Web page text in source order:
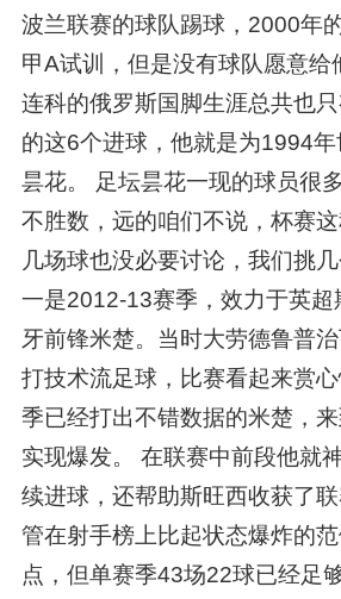
波兰联赛的球队踢球，2000年
甲A试训，但是没有球队愿意给
连科的俄罗斯国脚生涯总共也
的这6个进球，他就是为1994
昙花。 足坛昙花一现的球员很
不胜数，远的咱们不说，杯赛
几场球也没必要讨论，我们挑
一是2012-13赛季，效力于英超
牙前锋米楚。当时大劳德鲁普
打技术流足球，比赛看起来赏
季已经打出不错数据的米楚，
实现爆发。 在联赛中前段他就
续进球，还帮助斯旺西收获了
管在射手榜上比起状态爆炸的
点，但单赛季43场22球已经足